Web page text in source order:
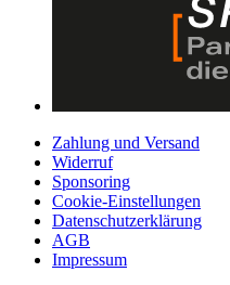
Zahlung und Versand
Widerruf
Sponsoring
Cookie-Einstellungen
Datenschutzerklärung
AGB
Impressum